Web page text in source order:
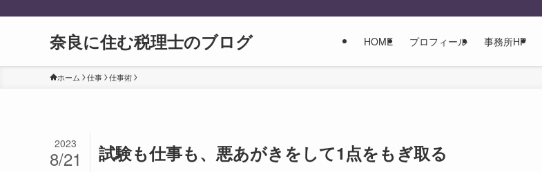
奈良に住む税理士のブログ HOME プロフィール 事務所HP
ホーム 仕事 仕事術
試験も仕事も、悪あがきをして1点をもぎ取る
2023
8/21